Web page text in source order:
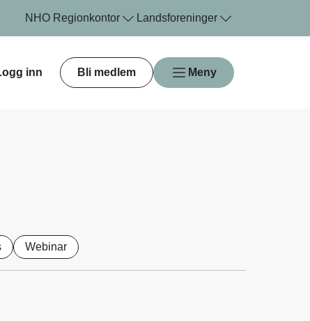
NHO Regionkontor Landsforeninger
inn Bli medlem Meny
Webinar